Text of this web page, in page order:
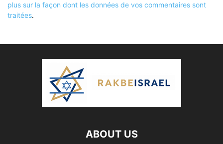
plus sur la façon dont les données de vos commentaires sont
traitées.
ABOUT US